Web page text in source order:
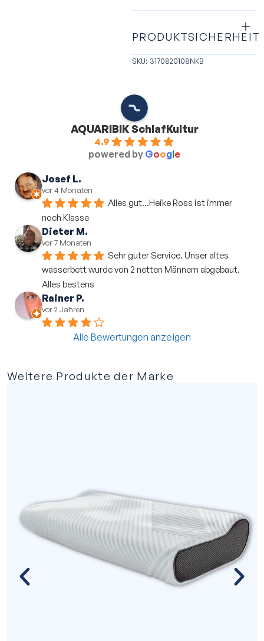
PRODUKTSICHERHEIT
SKU: 3170820108NKB
AQUARIBIK SchlafKultur
4.9
powered by Google
Josef L.
vor 4 Monaten
Alles gut...Heike Ross ist immer
noch Klasse
Dieter M.
vor 7 Monaten
Sehr guter Service. Unser altes
wasserbett wurde von 2 netten Männern abgebaut.
Alles bestens
Rainer P.
vor 2 Jahren
Alle Bewertungen anzeigen
Weitere Produkte der Marke